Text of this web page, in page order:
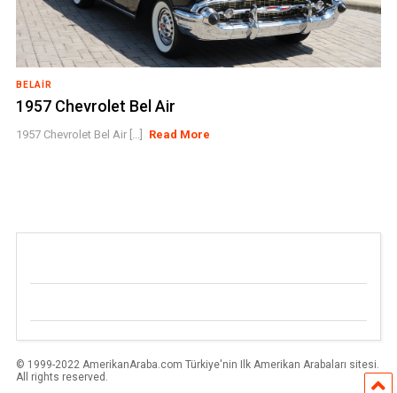
BELAIR
1957 Chevrolet Bel Air
1957 Chevrolet Bel Air [...] Read More
© 1999-2022 AmerikanAraba.com Türkiye'nin Ilk Amerikan Arabaları sitesi.
All rights reserved.